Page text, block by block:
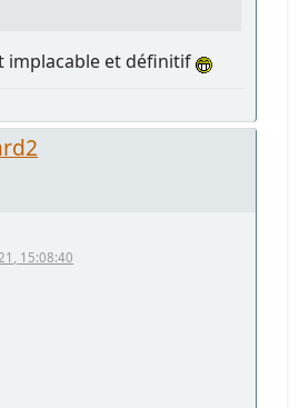
implacable et définitif
15:08:40